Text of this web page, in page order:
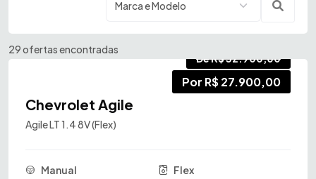
29 ofertas encontradas
De R$ 32.900,00
Por R$ 27.900,00
Chevrolet Agile
Agile LT 1.4 8V (Flex)
Manual
Flex